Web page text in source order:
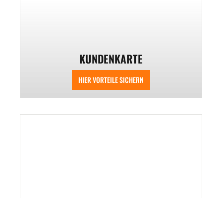
KUNDENKARTE
HIER VORTEILE SICHERN